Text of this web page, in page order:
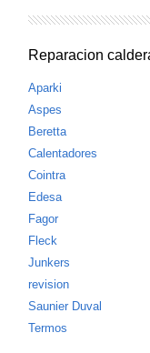
Reparacion
Aparki
Aspes
Beretta
Calentadores
Cointra
Edesa
Fagor
Fleck
Junkers
revision
Saunier Duval
Termos